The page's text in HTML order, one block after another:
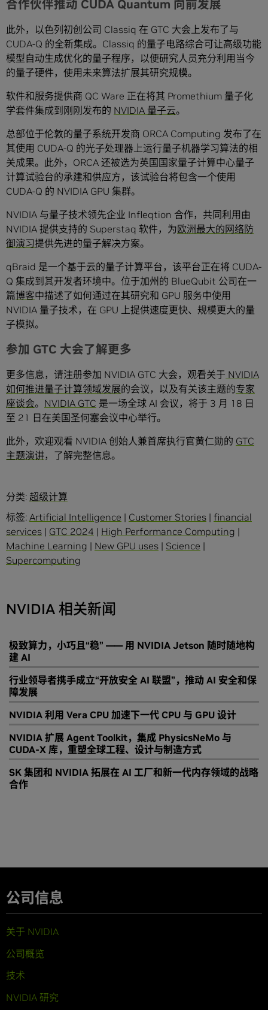
合作伙伴推动 CUDA Quantum 向前发展
此外，以色列初创公司 Classiq 在 GTC 大会上发布了与
CUDA-Q 的全新集成。Classiq 的量子电路综合可让高级功能
模型自动生成优化的量子程序，以便研究人员充分利用当今
的量子硬件，使用未来算法扩展其研究规模。
软件和服务提供商 QC Ware 正在将其 Promethium 量子化
学套件集成到刚刚发布的 NVIDIA 量子云。
总部位于伦敦的量子系统开发商 ORCA Computing 发布了在
其使用 CUDA-Q 的光子处理器上运行量子机器学习算法的相
关成果。此外，ORCA 还被选为英国国家量子计算中心量子
计算试验台的承建和供应方，该试验台将包含一个使用
CUDA-Q 的 NVIDIA GPU 集群。
NVIDIA 与量子技术领先企业 Infleqtion 合作，共同利用由
NVIDIA 提供支持的 Superstaq 软件，为欧洲最大的网络防
御演习提供先进的量子解决方案。
qBraid 是一个基于云的量子计算平台，该平台正在将 CUDA-
Q 集成到其开发者环境中。位于加州的 BlueQubit 公司在一
篇博客中描述了如何通过在其研究和 GPU 服务中使用
NVIDIA 量子技术，在 GPU 上提供速度更快、规模更大的量
子模拟。
参加 GTC 大会了解更多
更多信息，请注册参加 NVIDIA GTC 大会，观看关于 NVIDIA
如何推进量子计算领域发展的会议，以及有关该主题的专家
座谈会。 NVIDIA GTC 是一场全球 AI 会议，将于 3 月 18 日
至 21 日在美国圣何塞会议中心举行。
此外，欢迎观看 NVIDIA 创始人兼首席执行官黄仁勋的 GTC
主题演讲，了解完整信息。
分类: 超级计算
标签: Artificial Intelligence | Customer Stories | financial
services | GTC 2024 | High Performance Computing |
Machine Learning | New GPU uses | Science |
Supercomputing
NVIDIA 相关新闻
极致算力，小巧且“稳” —— 用 NVIDIA Jetson 随时随地构
建 AI
行业领导者携手成立“开放安全 AI 联盟”，推动 AI 安全和保
障发展
NVIDIA 利用 Vera CPU 加速下一代 CPU 与 GPU 设计
NVIDIA 扩展 Agent Toolkit，集成 PhysicsNeMo 与
CUDA-X 库，重塑全球工程、设计与制造方式
SK 集团和 NVIDIA 拓展在 AI 工厂和新一代内存领域的战略
合作
公司信息
关于 NVIDIA
公司概览
技术
NVIDIA 研究